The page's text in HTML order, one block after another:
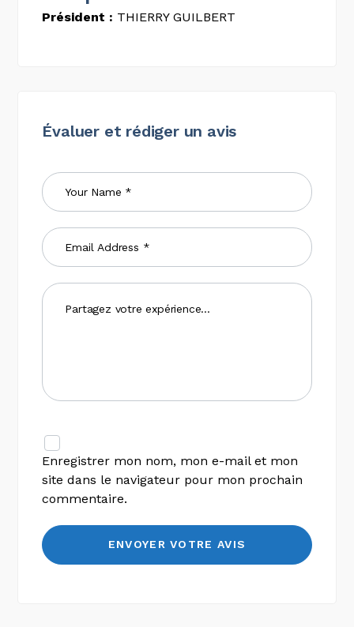
Président : THIERRY GUILBERT
Évaluer et rédiger un avis
Enregistrer mon nom, mon e-mail et mon
site dans le navigateur pour mon prochain
commentaire.